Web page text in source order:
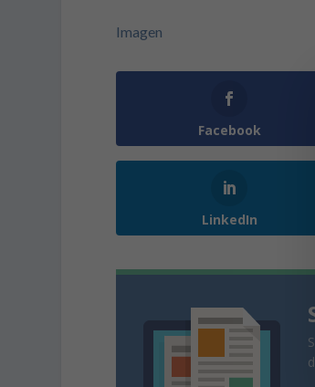
Imagen
Facebook
LinkedIn